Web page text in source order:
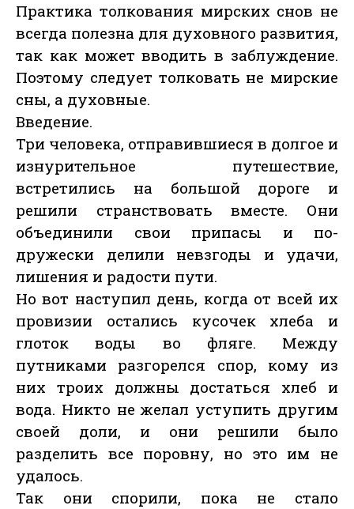
Практика толкования мирских снов не
всегда полезна для духовного развития,
так как может вводить в заблуждение.
Поэтому следует толковать не мирские
сны, а духовные.
Введение.
Три человека, отправившиеся в долгое и
изнурительное путешествие,
встретились на большой дороге и
решили странствовать вместе. Они
объединили свои припасы и по-
дружески делили невзгоды и удачи,
лишения и радости пути.
Но вот наступил день, когда от всей их
провизии остались кусочек хлеба и
глоток воды во фляге. Между
путниками разгорелся спор, кому из
них троих должны достаться хлеб и
вода. Никто не желал уступить другим
своей доли, и они решили было
разделить все поровну, но это им не
удалось.
Так они спорили, пока не стало